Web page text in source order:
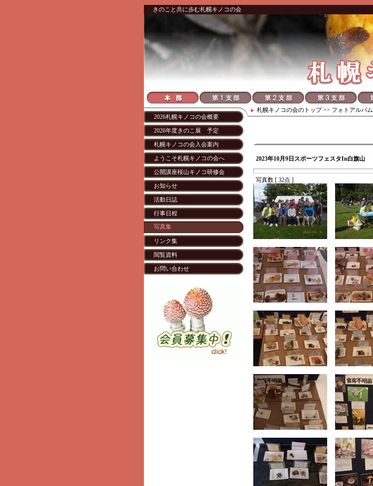
きのこと共に歩む札幌キノコの会
札幌キノコの会のトップ >> フォトアルバム
2023年10月9日スポーツフェスタIn白旗山
写真数 [ 32点 ]
2026札幌キノコの会概要
2026年度きのこ展 予定
札幌キノコの会入会案内
ようこそ札幌キノコの会へ
公開講座桜山キノコ研修会
お知らせ
活動日誌
行事日程
写真集
リンク集
閲覧資料
お問い合わせ